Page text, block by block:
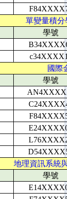
單變量積分
學號
國際
學號
地理資訊系統
學號